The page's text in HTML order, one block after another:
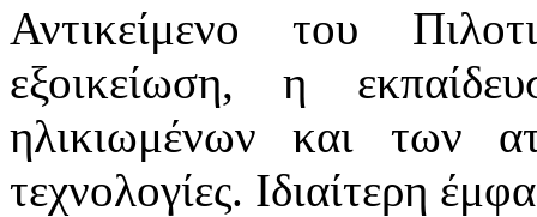
Αντικείμενο του
εξοικείωση, η
ηλικιωμένων και των
τεχνολογίες. Ιδιαίτερη